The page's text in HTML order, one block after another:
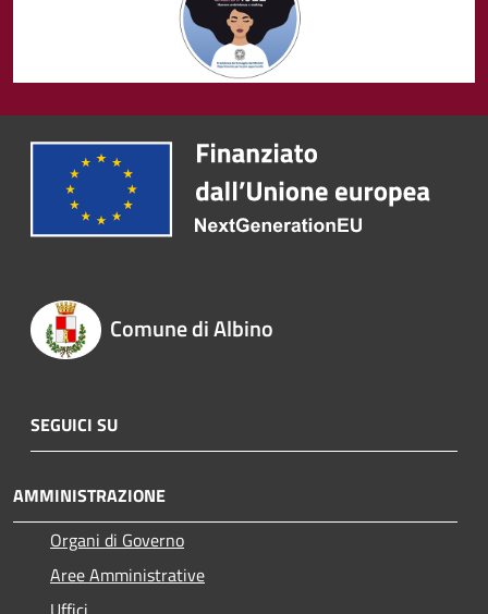
Comune di Albino
SEGUICI SU
AMMINISTRAZIONE
Organi di Governo
Aree Amministrative